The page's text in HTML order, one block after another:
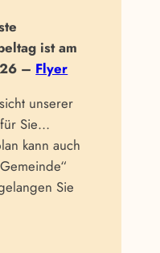
ist am
– Flyer
unserer
Sie…
kann auch
Sie